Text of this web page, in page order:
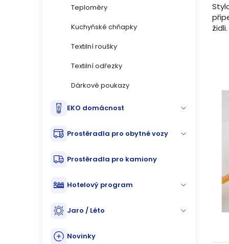
Teploměry
Kuchyňské chňapky
Textilní roušky
Textilní odřezky
Dárkové poukazy
EKO domácnost
Prostěradla pro obytné vozy
Prostěradla pro kamiony
Hotelový program
Jaro / Léto
Novinky